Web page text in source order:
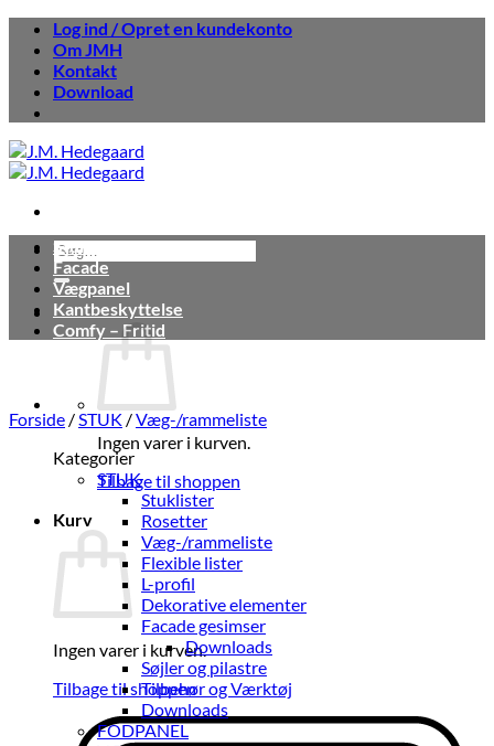
Fortsæt
indhold
Log ind / Opret en kundekonto
Om JMH
Kontakt
Download
Søg
efter:
Ingen varer i kurven.
Tilbage til shoppen
Kurv
Ingen varer i kurven.
Tilbage til shoppen
Stuk
Facade
Vægpanel
Kantbeskyttelse
Comfy – Fritid
Forside /STUK /Væg-/rammeliste
Kategorier
STUK
Stuklister
Rosetter
Væg-/rammeliste
Flexible lister
L-profil
Dekorative elementer
Facade gesimser
Downloads
Søjler og pilastre
Tilbehør og Værktøj
Downloads
FODPANEL